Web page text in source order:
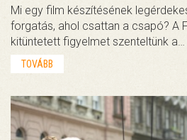
Mi egy film készítésének
forgatás, ahol csattan a csapó? A
kitüntetett figyelmet szenteltünk a…
TOVÁBB